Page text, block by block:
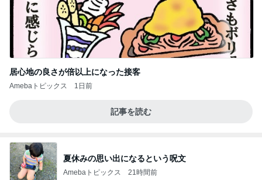
居心地の良さが倍以上になった接客
Amebaトピックス 1日前
記事を読む
夏休みの思い出になるという呪文
Amebaトピックス 21時間前